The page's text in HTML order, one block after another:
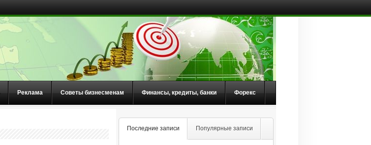
Реклама Советы бизнесменам Финансы, кредиты, банки Форекс
Последние записи Популярные записи